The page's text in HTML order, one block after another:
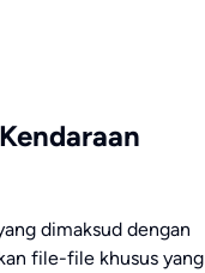
dimaksud dengan
file-file khusus yang